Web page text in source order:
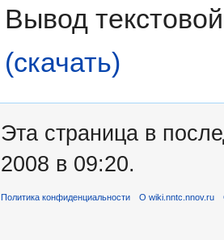
Вывод
(скачать)
Эта страница в
2008 в 09:20.
Политика конфиденциальности О wiki.nntc.nnov.ru